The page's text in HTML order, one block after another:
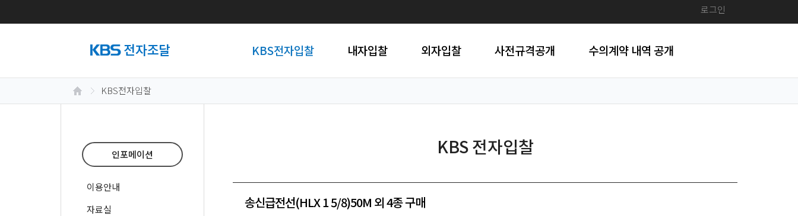
로그인
KBS전자입찰 내자입찰 외자입찰 사전규격공개 수의계약 내역 공개
KBS전자입찰
인포메이션
이용안내
자료실
KBS 전자입찰
송신급전선(HLX 1 5/8)50M 외 4종 구매